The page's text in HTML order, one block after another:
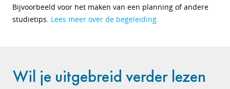
Bijvoorbeeld voor het maken van een planning of andere
studietips. Lees meer over de begeleiding.
Wil je uitgebreid verder lezen